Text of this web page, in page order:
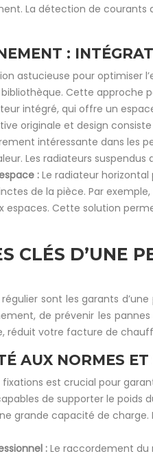
La détection de
:
astucieuse pour optimiser
Cette
intégré, qui offre un
originale et design
intéressante dans les
Les radiateurs
:Le radiateur
de la pièce. Par
Cette solution
CLÉS D’UNE
sont les garants
de prévenir les
votre facture de
AUX NORMES ET
fixations est crucial pour
de supporter le poids
grande capacité de
: Le raccordement du